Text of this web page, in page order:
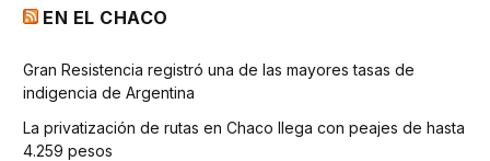
EN EL CHACO
Gran Resistencia registró una de las mayores tasas de
indigencia de Argentina
La privatización de rutas en Chaco llega con peajes de hasta
4.259 pesos